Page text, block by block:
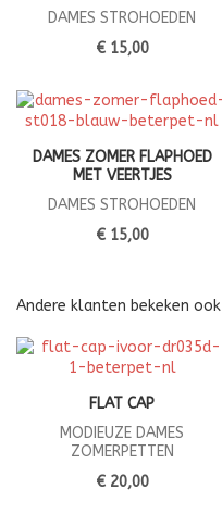
DAMES STROHOEDEN
€ 15,00
DAMES ZOMER FLAPHOED
MET VEERTJES
DAMES STROHOEDEN
€ 15,00
Andere klanten bekeken ook
FLAT CAP
MODIEUZE DAMES
ZOMERPETTEN
€ 20,00